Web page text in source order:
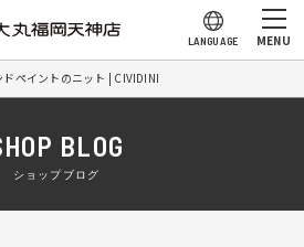
LANGUAGE MENU
ドペイントのニット | CIVIDINI
BLOG
ショップブログ